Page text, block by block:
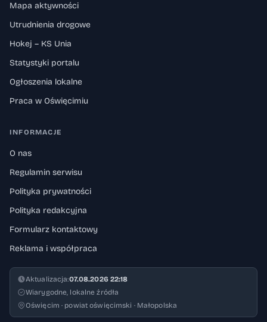
Mapa aktywności
Utrudnienia drogowe
Hokej – KS Unia
Statystyki portalu
Ogłoszenia lokalne
Praca w Oświęcimiu
INFORMACJE
O nas
Regulamin serwisu
Polityka prywatności
Polityka redakcyjna
Formularz kontaktowy
Reklama i współpraca
Aktualizacja:07.08.2026 22:18
Wiarygodne, lokalne źródła
Oświęcim · powiat oświęcimski · Małopolska